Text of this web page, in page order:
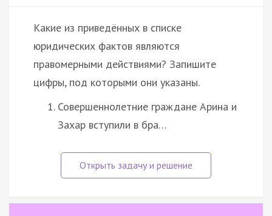
Какие из приведённых в списке
юридических фактов являются
правомерными действиями? Запишите
цифры, под которыми они указаны.
Совершеннолетние граждане Арина и
Захар вступили в бра…